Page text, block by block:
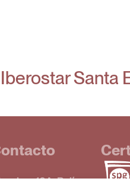
Santa
16A, Polígon